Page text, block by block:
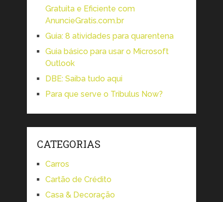
Gratuita e Eficiente com
AnuncieGratis.com.br
Guia: 8 atividades para quarentena
Guia básico para usar o Microsoft
Outlook
DBE: Saiba tudo aqui
Para que serve o Tribulus Now?
CATEGORIAS
Carros
Cartão de Crédito
Casa & Decoração